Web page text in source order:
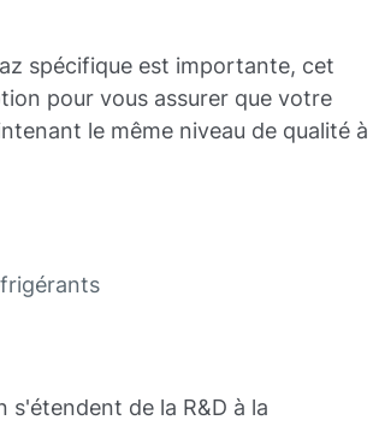
spécifique est importante, cet
pour vous assurer que votre
le même niveau de qualité à
s'étendent de la R&D à la